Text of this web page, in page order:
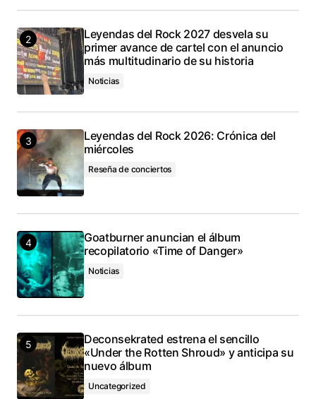
Leyendas del Rock 2027 desvela su
primer avance de cartel con el anuncio
más multitudinario de su historia
Noticias
Leyendas del Rock 2026: Crónica del
miércoles
Reseña de conciertos
Goatburner anuncian el álbum
recopilatorio «Time of Danger»
Noticias
Deconsekrated estrena el sencillo
«Under the Rotten Shroud» y anticipa su
nuevo álbum
Uncategorized